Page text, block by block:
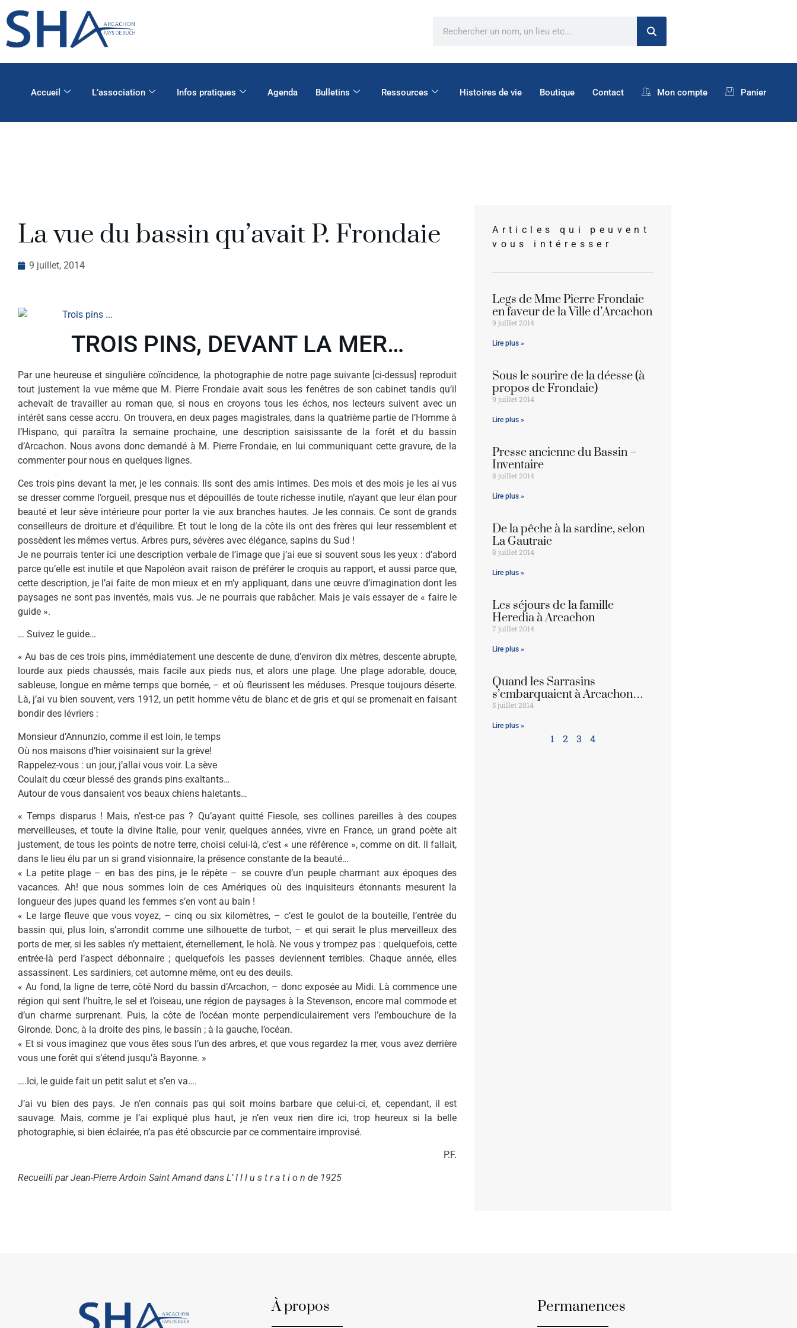
Accueil L’association Infos pratiques Agenda Bulletins Ressources Histoires de vie Boutique Contact Mon compte Panier
La vue du bassin qu’avait P. Frondaie
9 juillet, 2014
TROIS PINS, DEVANT LA MER…
Par une heureuse et singulière coïncidence, la photographie de notre page suivante [ci-dessus] reproduit
tout justement la vue même que M. Pierre Frondaie avait sous les fenêtres de son cabinet tandis qu’il
achevait de travailler au roman que, si nous en croyons tous les échos, nos lecteurs suivent avec un
intérêt sans cesse accru. On trouvera, en deux pages magistrales, dans la quatrième partie de l’Homme à
l’Hispano, qui paraîtra la semaine prochaine, une description saisissante de la forêt et du bassin
d’Arcachon. Nous avons donc demandé à M. Pierre Frondaie, en lui communiquant cette gravure, de la
commenter pour nous en quelques lignes.
Ces trois pins devant la mer, je les connais. Ils sont des amis intimes. Des mois et des mois je les ai vus
se dresser comme l’orgueil, presque nus et dépouillés de toute richesse inutile, n’ayant que leur élan pour
beauté et leur sève intérieure pour porter la vie aux branches hautes. Je les connais. Ce sont de grands
conseilleurs de droiture et d’équilibre. Et tout le long de la côte ils ont des frères qui leur ressemblent et
possèdent les mêmes vertus. Arbres purs, sévères avec élégance, sapins du Sud !
Je ne pourrais tenter ici une description verbale de l’image que j’ai eue si souvent sous les yeux : d’abord
parce qu’elle est inutile et que Napoléon avait raison de préférer le croquis au rapport, et aussi parce que,
cette description, je l’ai faite de mon mieux et en m’y appliquant, dans une œuvre d’imagination dont les
paysages ne sont pas inventés, mais vus. Je ne pourrais que rabâcher. Mais je vais essayer de « faire le
guide ».
… Suivez le guide…
« Au bas de ces trois pins, immédiatement une descente de dune, d’environ dix mètres, descente abrupte,
lourde aux pieds chaussés, mais facile aux pieds nus, et alors une plage. Une plage adorable, douce,
sableuse, longue en même temps que bornée, – et où fleurissent les méduses. Presque toujours déserte.
Là, j’ai vu bien souvent, vers 1912, un petit homme vêtu de blanc et de gris et qui se promenait en faisant
bondir des lévriers :
Monsieur d’Annunzio, comme il est loin, le temps
Où nos maisons d’hier voisinaient sur la grève!
Rappelez-vous : un jour, j’allai vous voir. La sève
Coulait du cœur blessé des grands pins exaltants…
Autour de vous dansaient vos beaux chiens haletants…
« Temps disparus ! Mais, n’est-ce pas ? Qu’ayant quitté Fiesole, ses collines pareilles à des coupes
merveilleuses, et toute la divine Italie, pour venir, quelques années, vivre en France, un grand poète ait
justement, de tous les points de notre terre, choisi celui-là, c’est « une référence », comme on dit. Il fallait,
dans le lieu élu par un si grand visionnaire, la présence constante de la beauté…
« La petite plage – en bas des pins, je le répète – se couvre d’un peuple charmant aux époques des
vacances. Ah! que nous sommes loin de ces Amériques où des inquisiteurs étonnants mesurent la
longueur des jupes quand les femmes s’en vont au bain !
« Le large fleuve que vous voyez, – cinq ou six kilomètres, – c’est le goulot de la bouteille, l’entrée du
bassin qui, plus loin, s’arrondit comme une silhouette de turbot, – et qui serait le plus merveilleux des
ports de mer, si les sables n’y mettaient, éternellement, le holà. Ne vous y trompez pas : quelquefois, cette
entrée-là perd l’aspect débonnaire ; quelquefois les passes deviennent terribles. Chaque année, elles
assassinent. Les sardiniers, cet automne même, ont eu des deuils.
« Au fond, la ligne de terre, côté Nord du bassin d’Arcachon, – donc exposée au Midi. Là commence une
région qui sent l’huître, le sel et l’oiseau, une région de paysages à la Stevenson, encore mal commode et
d’un charme surprenant. Puis, la côte de l’océan monte perpendiculairement vers l’embouchure de la
Gironde. Donc, à la droite des pins, le bassin ; à la gauche, l’océan.
« Et si vous imaginez que vous êtes sous l’un des arbres, et que vous regardez la mer, vous avez derrière
vous une forêt qui s’étend jusqu’à Bayonne. »
….Ici, le guide fait un petit salut et s’en va….
J’ai vu bien des pays. Je n’en connais pas qui soit moins barbare que celui-ci, et, cependant, il est
sauvage. Mais, comme je l’ai expliqué plus haut, je n’en veux rien dire ici, trop heureux si la belle
photographie, si bien éclairée, n’a pas été obscurcie par ce commentaire improvisé.
P.F.
Recueilli par Jean-Pierre Ardoin Saint Amand dans L’ I l l u s t r a t i o n de 1925
Articles qui peuvent
vous intéresser
Legs de Mme Pierre Frondaie
en faveur de la Ville d’Arcachon
9 juillet 2014
Lire plus »
Sous le sourire de la déesse (à
propos de Frondaie)
9 juillet 2014
Lire plus »
Presse ancienne du Bassin –
Inventaire
8 juillet 2014
Lire plus »
De la pêche à la sardine, selon
La Gautraie
8 juillet 2014
Lire plus »
Les séjours de la famille
Heredia à Arcachon
7 juillet 2014
Lire plus »
Quand les Sarrasins
s’embarquaient à Arcachon…
5 juillet 2014
Lire plus »
1 2 3 4
À propos Permanences